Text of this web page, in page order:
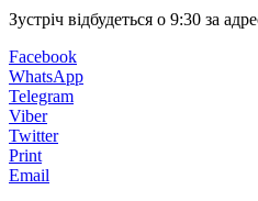
Зустріч відбудеться о 9:30 за
Facebook
WhatsApp
Telegram
Viber
Twitter
Print
Email